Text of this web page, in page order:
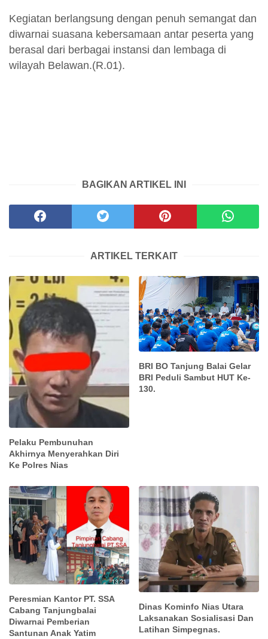
Kegiatan berlangsung dengan penuh semangat dan
diwarnai suasana kebersamaan antar peserta yang
berasal dari berbagai instansi dan lembaga di
wilayah Belawan.(R.01).
BAGIKAN ARTIKEL INI
ARTIKEL TERKAIT
Pelaku Pembunuhan
Akhirnya Menyerahkan Diri
Ke Polres Nias
BRI BO Tanjung Balai Gelar
BRI Peduli Sambut HUT Ke-
130.
Peresmian Kantor PT. SSA
Cabang Tanjungbalai
Diwarnai Pemberian
Santunan Anak Yatim
Dinas Kominfo Nias Utara
Laksanakan Sosialisasi Dan
Latihan Simpegnas.